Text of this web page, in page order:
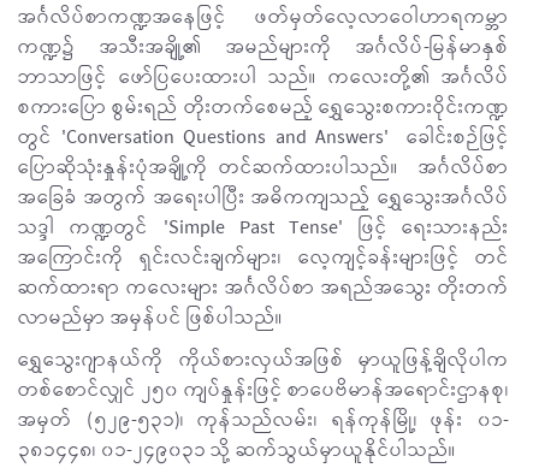
အင်္ဂလိပ်စာကဏ္ဍအနေဖြင့် ဖတ်မှတ်လေ့လာဝေါဟာရကမ္ဘာ
ကဏ္ဍ၌ အသီးအချို့၏ အမည်များကို အင်္ဂလိပ်-မြန်မာနှစ်
ဘာသာဖြင့် ဖော်ပြပေးထားပါ သည်။ ကလေးတို့၏ အင်္ဂလိပ်
စကားပြော စွမ်းရည် တိုးတက်စေမည့် ရွှေသွေးစကားဝိုင်းကဏ္ဍ
တွင် 'Conversation Questions and Answers' ခေါင်းစဉ်ဖြင့်
ပြောဆိုသုံးနှုန်းပုံအချို့ကို တင်ဆက်ထားပါသည်။ အင်္ဂလိပ်စာ
အခြေခံ အတွက် အရေးပါပြီး အဓိကကျသည့် ရွှေသွေးအင်္ဂလိပ်
သဒ္ဒါ ကဏ္ဍတွင် 'Simple Past Tense' ဖြင့် ရေးသားနည်း
အကြောင်းကို ရှင်းလင်းချက်များ၊ လေ့ကျင့်ခန်းများဖြင့် တင်
ဆက်ထားရာ ကလေးများ အင်္ဂလိပ်စာ အရည်အသွေး တိုးတက်
လာမည်မှာ အမှန်ပင် ဖြစ်ပါသည်။
ရွှေသွေးဂျာနယ်ကို ကိုယ်စားလှယ်အဖြစ် မှာယူဖြန့်ချိလိုပါက
တစ်စောင်လျှင် ၂၅၀ ကျပ်နှုန်းဖြင့် စာပေဗိမာန်အရောင်းဌာနစု၊
အမှတ် (၅၂၉-၅၃၁)၊ ကုန်သည်လမ်း၊ ရန်ကုန်မြို့၊ ဖုန်း ၀၁-
၃၈၁၄၄၈၊ ၀၁-၂၄၉၀၃၁ သို့ ဆက်သွယ်မှာယူနိုင်ပါသည်။